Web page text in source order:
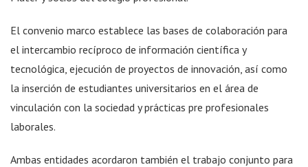
El convenio marco establece las bases de colaboración para
el intercambio recíproco de información científica y
tecnológica, ejecución de proyectos de innovación, así como
la inserción de estudiantes universitarios en el área de
vinculación con la sociedad y prácticas pre profesionales
laborales.
Ambas entidades acordaron también el trabajo conjunto para